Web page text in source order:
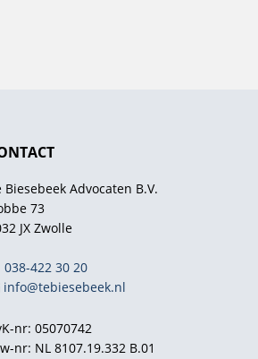
Biesebeek Advocaten B.V.
73
JX Zwolle
038-422 30 20
info@tebiesebeek.nl
nr: 05070742
nr: NL 8107.19.332 B.01